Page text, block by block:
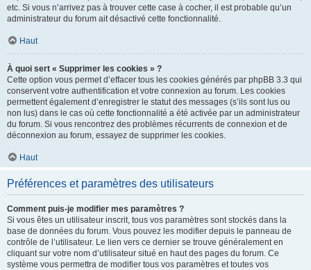
etc. Si vous n’arrivez pas à trouver cette case à cocher, il est probable qu’un
administrateur du forum ait désactivé cette fonctionnalité.
Haut
À quoi sert « Supprimer les cookies » ?
Cette option vous permet d’effacer tous les cookies générés par phpBB 3.3 qui
conservent votre authentification et votre connexion au forum. Les cookies
permettent également d’enregistrer le statut des messages (s’ils sont lus ou
non lus) dans le cas où cette fonctionnalité a été activée par un administrateur
du forum. Si vous rencontrez des problèmes récurrents de connexion et de
déconnexion au forum, essayez de supprimer les cookies.
Haut
Préférences et paramètres des utilisateurs
Comment puis-je modifier mes paramètres ?
Si vous êtes un utilisateur inscrit, tous vos paramètres sont stockés dans la
base de données du forum. Vous pouvez les modifier depuis le panneau de
contrôle de l’utilisateur. Le lien vers ce dernier se trouve généralement en
cliquant sur votre nom d’utilisateur situé en haut des pages du forum. Ce
système vous permettra de modifier tous vos paramètres et toutes vos